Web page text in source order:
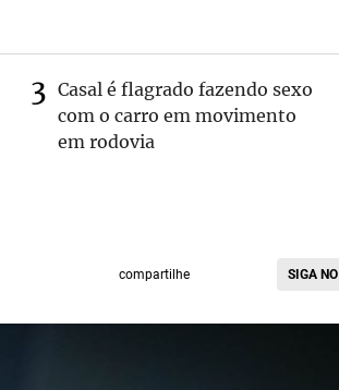
Casal é flagrado fazendo sexo
com o carro em movimento
em rodovia
compartilhe SIGA NO